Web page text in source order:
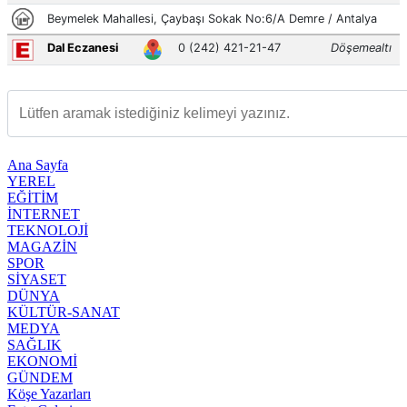
Ana Sayfa
YEREL
EĞİTİM
İNTERNET
TEKNOLOJİ
MAGAZİN
SPOR
SİYASET
DÜNYA
KÜLTÜR-SANAT
MEDYA
SAĞLIK
EKONOMİ
GÜNDEM
Köşe Yazarları